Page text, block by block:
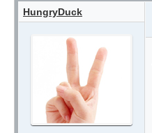
HungryDuck